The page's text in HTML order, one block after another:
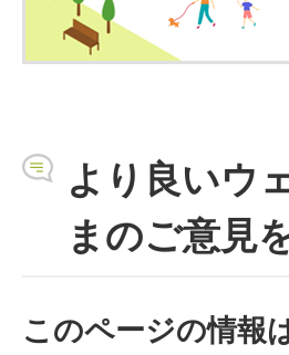
より良いウ
まのご意見
このページの情報